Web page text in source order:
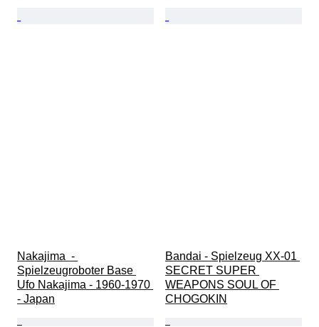
Nakajima  -
Spielzeugroboter Base
Ufo Nakajima - 1960-1970
- Japan
Bandai - Spielzeug XX-01
SECRET SUPER
WEAPONS SOUL OF
CHOGOKIN